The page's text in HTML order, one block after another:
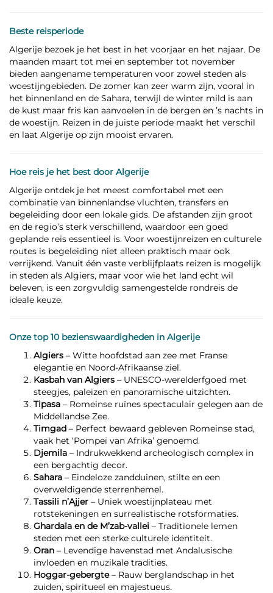
Beste reisperiode
Algerije bezoek je het best in het voorjaar en het najaar. De
maanden maart tot mei en september tot november
bieden aangename temperaturen voor zowel steden als
woestijngebieden. De zomer kan zeer warm zijn, vooral in
het binnenland en de Sahara, terwijl de winter mild is aan
de kust maar fris kan aanvoelen in de bergen en ’s nachts in
de woestijn. Reizen in de juiste periode maakt het verschil
en laat Algerije op zijn mooist ervaren.
Hoe reis je het best door Algerije
Algerije ontdek je het meest comfortabel met een
combinatie van binnenlandse vluchten, transfers en
begeleiding door een lokale gids. De afstanden zijn groot
en de regio’s sterk verschillend, waardoor een goed
geplande reis essentieel is. Voor woestijnreizen en culturele
routes is begeleiding niet alleen praktisch maar ook
verrijkend. Vanuit één vaste verblijfplaats reizen is mogelijk
in steden als Algiers, maar voor wie het land echt wil
beleven, is een zorgvuldig samengestelde rondreis de
ideale keuze.
Onze top 10 bezienswaardigheden in Algerije
Algiers – Witte hoofdstad aan zee met Franse
elegantie en Noord-Afrikaanse ziel.
Kasbah van Algiers – UNESCO-werelderfgoed met
steegjes, paleizen en panoramische uitzichten.
Tipasa – Romeinse ruïnes spectaculair gelegen aan de
Middellandse Zee.
Timgad – Perfect bewaard gebleven Romeinse stad,
vaak het ‘Pompeï van Afrika’ genoemd.
Djemila – Indrukwekkend archeologisch complex in
een bergachtig decor.
Sahara – Eindeloze zandduinen, stilte en een
overweldigende sterrenhemel.
Tassili n’Ajjer – Uniek woestijnplateau met
rotstekeningen en surrealistische rotsformaties.
Ghardaïa en de M’zab-vallei – Traditionele lemen
steden met een sterke culturele identiteit.
Oran – Levendige havenstad met Andalusische
invloeden en muzikale tradities.
Hoggar-gebergte– Rauw berglandschap in het
zuiden, spiritueel en majestueus.